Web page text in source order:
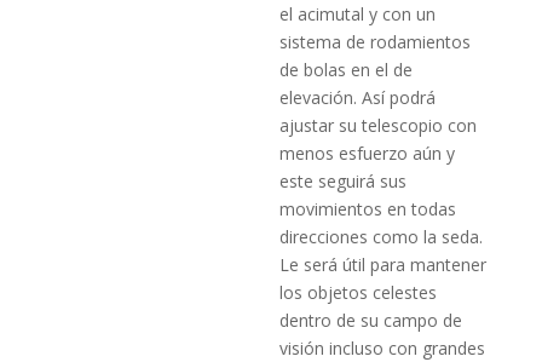
el acimutal y con un
sistema de rodamientos
de bolas en el de
elevación. Así podrá
ajustar su telescopio con
menos esfuerzo aún y
este seguirá sus
movimientos en todas
direcciones como la seda.
Le será útil para mantener
los objetos celestes
dentro de su campo de
visión incluso con grandes